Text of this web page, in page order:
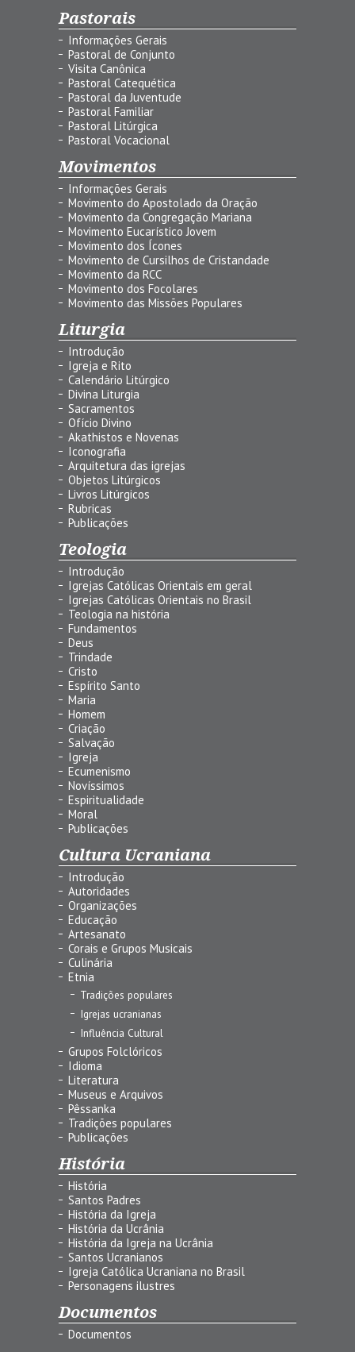
Pastorais
Informações Gerais
Pastoral de Conjunto
Visita Canônica
Pastoral Catequética
Pastoral da Juventude
Pastoral Familiar
Pastoral Litúrgica
Pastoral Vocacional
Movimentos
Informações Gerais
Movimento do Apostolado da Oração
Movimento da Congregação Mariana
Movimento Eucarístico Jovem
Movimento dos Ícones
Movimento de Cursilhos de Cristandade
Movimento da RCC
Movimento dos Focolares
Movimento das Missões Populares
Liturgia
Introdução
Igreja e Rito
Calendário Litúrgico
Divina Liturgia
Sacramentos
Ofício Divino
Akathistos e Novenas
Iconografia
Arquitetura das igrejas
Objetos Litúrgicos
Livros Litúrgicos
Rubricas
Publicações
Teologia
Introdução
Igrejas Católicas Orientais em geral
Igrejas Católicas Orientais no Brasil
Teologia na história
Fundamentos
Deus
Trindade
Cristo
Espírito Santo
Maria
Homem
Criação
Salvação
Igreja
Ecumenismo
Novíssimos
Espiritualidade
Moral
Publicações
Cultura Ucraniana
Introdução
Autoridades
Organizações
Educação
Artesanato
Corais e Grupos Musicais
Culinária
Etnia
Tradições populares
Igrejas ucranianas
Influência Cultural
Grupos Folclóricos
Idioma
Literatura
Museus e Arquivos
Pêssanka
Tradições populares
Publicações
História
História
Santos Padres
História da Igreja
História da Ucrânia
História da Igreja na Ucrânia
Santos Ucranianos
Igreja Católica Ucraniana no Brasil
Personagens ilustres
Documentos
Documentos